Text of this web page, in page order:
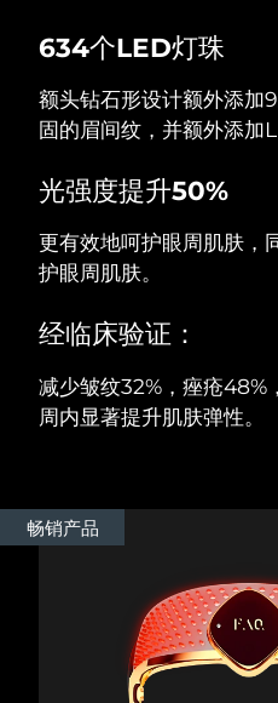
634个LED灯珠
额头钻石形设计额外添加
固的眉间纹，并额外添加
光强度提升50%
更有效地呵护眼周肌肤，
护眼周肌肤。
经临床验证：
减少皱纹32%，痤疮48%
周内显著提升肌肤弹性。
畅销产品
土耳其
阿拉伯联合酋长国
乌兹别克斯坦
越南